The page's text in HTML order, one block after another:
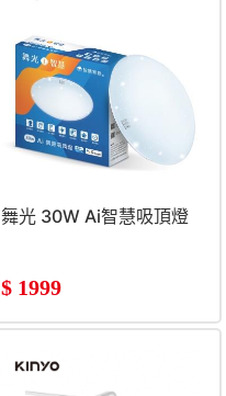
舞光 30W Ai智慧吸頂燈
$ 1999